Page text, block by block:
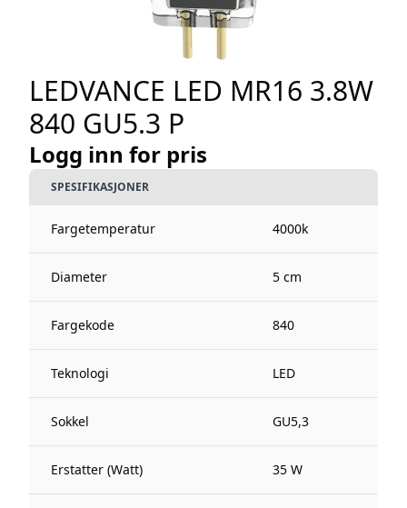
LEDVANCE LED MR16 3.8W
840 GU5.3 P
Logg inn for pris
SPESIFIKASJONER
Fargetemperatur 4000k
Diameter 5 cm
Fargekode 840
Teknologi LED
Sokkel GU5,3
Erstatter (Watt) 35 W